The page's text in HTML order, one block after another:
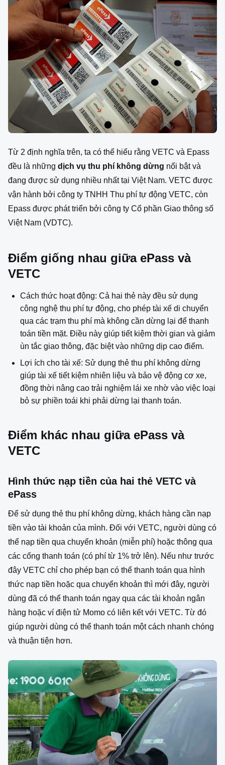
Từ 2 định nghĩa trên, ta có thể hiểu rằng VETC và Epass
đều là những dịch vụ thu phí không dừng nổi bật và
đang được sử dụng nhiều nhất tại Việt Nam. VETC được
vận hành bởi công ty TNHH Thu phí tự động VETC, còn
Epass được phát triển bởi công ty Cổ phần Giao thông số
Việt Nam (VDTC).
Điểm giống nhau giữa ePass và
VETC
Cách thức hoạt động: Cả hai thẻ này đều sử dụng
công nghệ thu phí tự động, cho phép tài xế di chuyển
qua các trạm thu phí mà không cần dừng lại để thanh
toán tiền mặt. Điều này giúp tiết kiệm thời gian và giảm
ùn tắc giao thông, đặc biệt vào những dịp cao điểm.
Lợi ích cho tài xế: Sử dụng thẻ thu phí không dừng
giúp tài xế tiết kiệm nhiên liệu và bảo vệ động cơ xe,
đồng thời nâng cao trải nghiệm lái xe nhờ vào việc loại
bỏ sự phiền toái khi phải dừng lại thanh toán.
Điểm khác nhau giữa ePass và
VETC
Hình thức nạp tiền của hai thẻ VETC và
ePass
Để sử dụng thẻ thu phí không dừng, khách hàng cần nạp
tiền vào tài khoản của mình. Đối với VETC, người dùng có
thể nạp tiền qua chuyển khoản (miễn phí) hoặc thông qua
các cổng thanh toán (có phí từ 1% trở lên). Nếu như trước
đây VETC chỉ cho phép bạn có thể thanh toán qua hình
thức nạp tiền hoặc qua chuyển khoản thì mới đây, người
dùng đã có thể thanh toán ngay qua các tài khoản ngân
hàng hoặc ví điện tử Momo có liên kết với VETC. Từ đó
giúp người dùng có thể thanh toán một cách nhanh chóng
và thuận tiện hơn.